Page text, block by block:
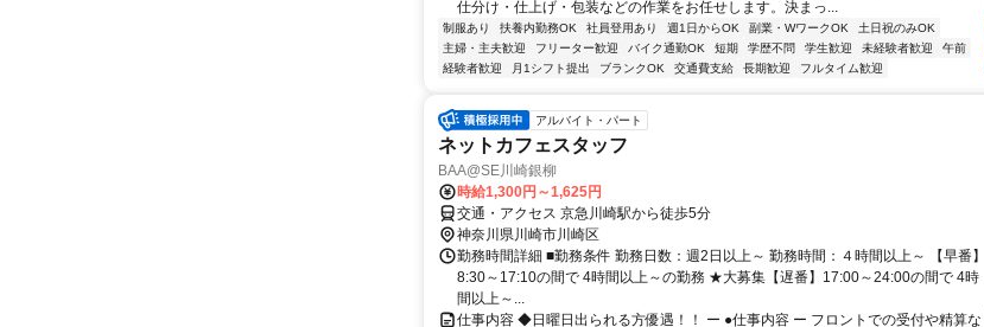
仕分け・仕上げ・包装などの作業をお任せします。決まっ...
制服あり 扶養内勤務OK 社員登用あり 週1日からOK 副業・WワークOK
土日祝のみOK
主婦・主夫歓迎
フリーター歓迎 バイク通勤OK 短期 学歴不問 学生歓迎 未経験者歓迎
午前
経験者歓迎
月1シフト提出 ブランクOK 交通費支給 長期歓迎 フルタイム歓迎
アルバイト・パート
ネットカフェスタッフ
BAA@SE川崎銀柳
時給1,300円～1,625円
交通・アクセス 京急川崎駅から徒歩5分
神奈川県川崎市川崎区
勤務時間詳細 ■勤務条件 勤務日数：週2日以上～ 勤務時間：４時間以上～ 【早番】
8:30～17:10の間で 4時間以上～の勤務 ★大募集【遅番】17:00～24:00の間で 4時
間以上～...
仕事内容 ◆日曜日出られる方優遇！！ ー ●仕事内容 ー フロントでの受付や精算な